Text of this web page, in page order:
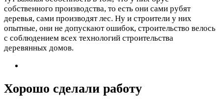
собственного производства, то есть они сами рубят
деревья, сами производят лес. Ну и строители у них
опытные, они не допускают ошибок, строительство велось
с соблюдением всех технологий строительства
деревянных домов.
Хорошо сделали работу